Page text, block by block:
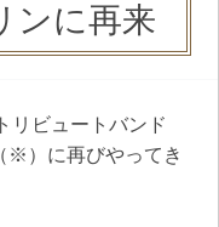
ンに再来
リビュートバンド
※）に再びやってき